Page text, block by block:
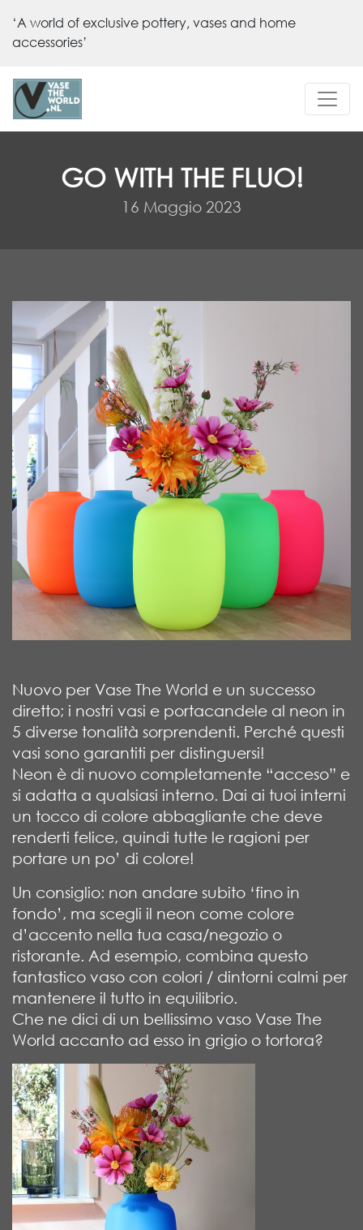
‘A world of exclusive pottery, vases and home
accessories’
GO WITH THE FLUO!
16 Maggio 2023
Nuovo per Vase The World e un successo
diretto; i nostri vasi e portacandele al neon in
5 diverse tonalità sorprendenti. Perché questi
vasi sono garantiti per distinguersi!
Neon è di nuovo completamente “acceso” e
si adatta a qualsiasi interno. Dai ai tuoi interni
un tocco di colore abbagliante che deve
renderti felice, quindi tutte le ragioni per
portare un po’ di colore!
Un consiglio: non andare subito ‘fino in
fondo’, ma scegli il neon come colore
d’accento nella tua casa/negozio o
ristorante. Ad esempio, combina questo
fantastico vaso con colori / dintorni calmi per
mantenere il tutto in equilibrio.
Che ne dici di un bellissimo vaso Vase The
World accanto ad esso in grigio o tortora?